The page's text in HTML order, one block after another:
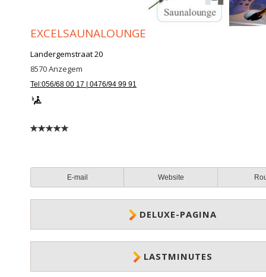
EXCELSAUNALOUNGE
Landergemstraat 20
8570Anzegem
Tel:056/68 00 17 | 0476/94 99 91
E-mail Website
DELUXE-PAGINA
LASTMINUTES